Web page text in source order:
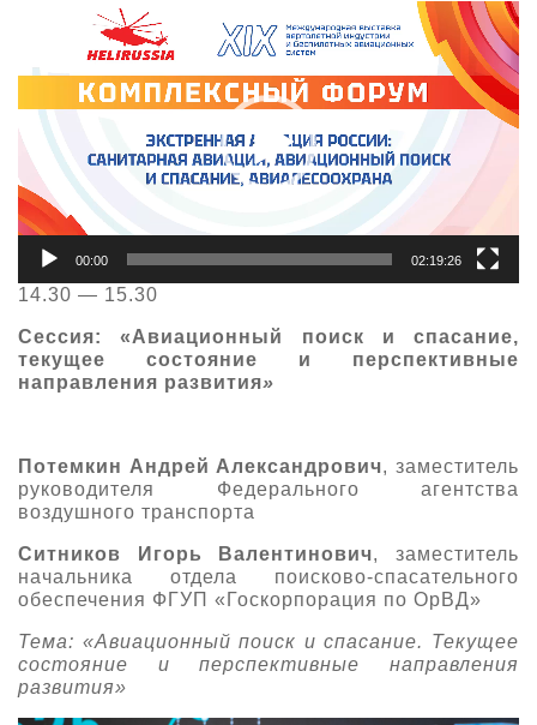
Видеоплеер
00:00 02:19:26
14.30 — 15.30
Сессия: «Авиационный поиск и спасание,
текущее состояние и перспективные
направления развития»
Потемкин Андрей Александрович, заместитель
руководителя Федерального агентства
воздушного транспорта
Ситников Игорь Валентинович, заместитель
начальника отдела поисково-спасательного
обеспечения ФГУП «Госкорпорация по ОрВД»
Тема: «Авиационный поиск и спасание. Текущее
состояние и перспективные направления
развития»